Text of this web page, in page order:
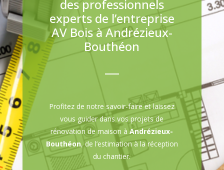
des professionnels
experts de l’entreprise
AV Bois à Andrézieux-
Bouthéon
Profitez de notre savoir-faire et laissez
vous guider dans vos projets de
rénovation de maison àAndrézieux-
Bouthéon, de l’estimation à la réception
du chantier.